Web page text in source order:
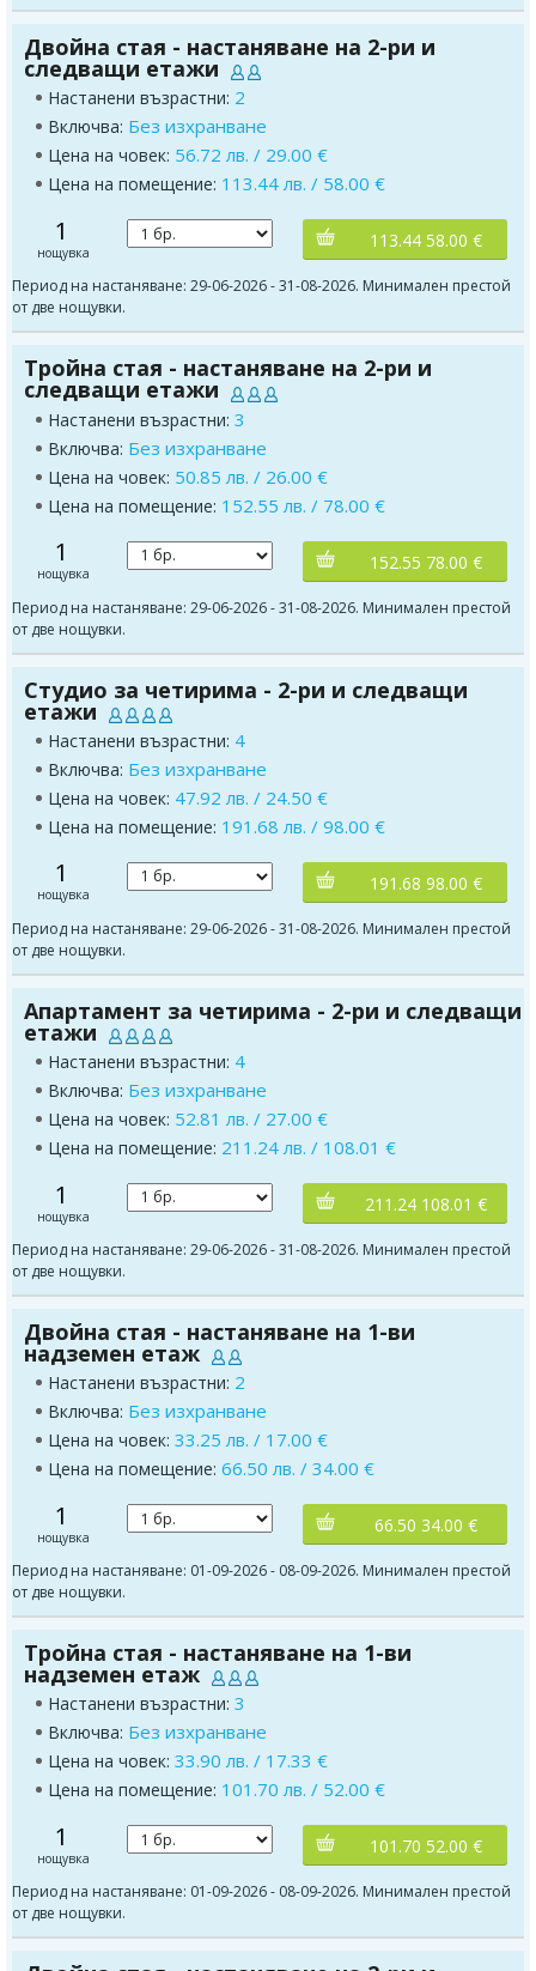
Двойна стая - настаняване на 2-ри и
следващи етажи
Настанени възрастни: 2
Включва: Без изхранване
Цена на човек: 56.72 лв. / 29.00 €
Цена на помещение: 113.44 лв. / 58.00 €
1
нощувка
113.44 58.00 €
Период на настаняване: 29-06-2026 - 31-08-2026. Минимален престой
от две нощувки.
Тройна стая - настаняване на 2-ри и
следващи етажи
Настанени възрастни: 3
Включва: Без изхранване
Цена на човек: 50.85 лв. / 26.00 €
Цена на помещение: 152.55 лв. / 78.00 €
1
нощувка
152.55 78.00 €
Период на настаняване: 29-06-2026 - 31-08-2026. Минимален престой
от две нощувки.
Студио за четирима - 2-ри и следващи
етажи
Настанени възрастни: 4
Включва: Без изхранване
Цена на човек: 47.92 лв. / 24.50 €
Цена на помещение: 191.68 лв. / 98.00 €
1
нощувка
191.68 98.00 €
Период на настаняване: 29-06-2026 - 31-08-2026. Минимален престой
от две нощувки.
Апартамент за четирима - 2-ри и следващи
етажи
Настанени възрастни: 4
Включва: Без изхранване
Цена на човек: 52.81 лв. / 27.00 €
Цена на помещение: 211.24 лв. / 108.01 €
1
нощувка
211.24 108.01 €
Период на настаняване: 29-06-2026 - 31-08-2026. Минимален престой
от две нощувки.
Двойна стая - настаняване на 1-ви
надземен етаж
Настанени възрастни: 2
Включва: Без изхранване
Цена на човек: 33.25 лв. / 17.00 €
Цена на помещение: 66.50 лв. / 34.00 €
1
нощувка
66.50 34.00 €
Период на настаняване: 01-09-2026 - 08-09-2026. Минимален престой
от две нощувки.
Тройна стая - настаняване на 1-ви
надземен етаж
Настанени възрастни: 3
Включва: Без изхранване
Цена на човек: 33.90 лв. / 17.33 €
Цена на помещение: 101.70 лв. / 52.00 €
1
нощувка
101.70 52.00 €
Период на настаняване: 01-09-2026 - 08-09-2026. Минимален престой
от две нощувки.